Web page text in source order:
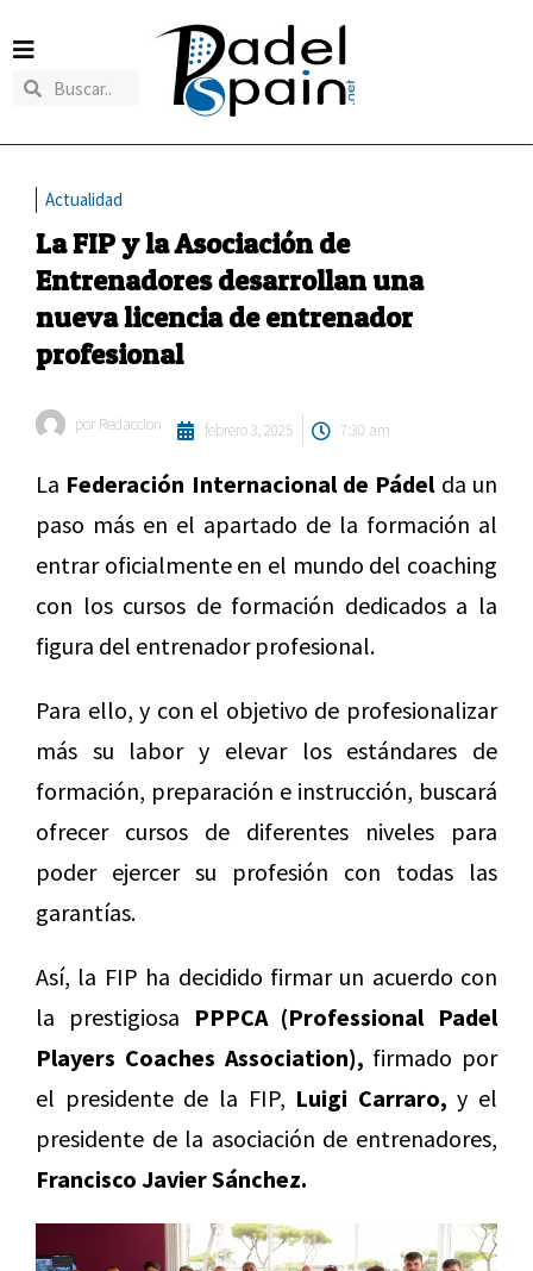
Actualidad
La FIP y la Asociación de
Entrenadores desarrollan una
nueva licencia de entrenador
profesional
por Redaccion febrero 3, 2025 7:30 am
La Federación Internacional de Pádelda un
paso más en el apartado de la formación al
entrar oficialmente en el mundo del coaching
con los cursos de formación dedicados a la
figura del entrenador profesional.
Para ello, y con el objetivo de profesionalizar
más su labor y elevar los estándares de
formación, preparación e instrucción, buscará
ofrecer cursos de diferentes niveles para
poder ejercer su profesión con todas las
garantías.
Así, la FIP ha decidido firmar un acuerdo con
la prestigiosa PPPCA (Professional Padel
Players Coaches Association), firmado por
el presidente de la FIP, Luigi Carraro, y el
presidente de la asociación de entrenadores,
Francisco Javier Sánchez.